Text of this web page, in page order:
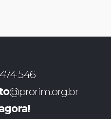
546
@prorim.org.br